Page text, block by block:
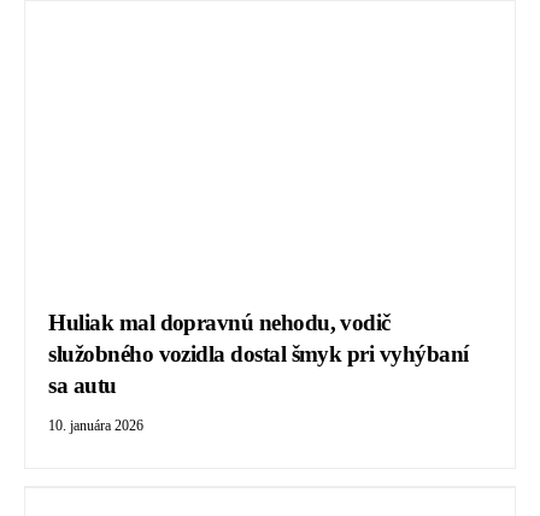
Huliak mal dopravnú nehodu, vodič
služobného vozidla dostal šmyk pri vyhýbaní
sa autu
10. januára 2026